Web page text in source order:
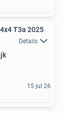
T3a 2025
Details
15 jul 26